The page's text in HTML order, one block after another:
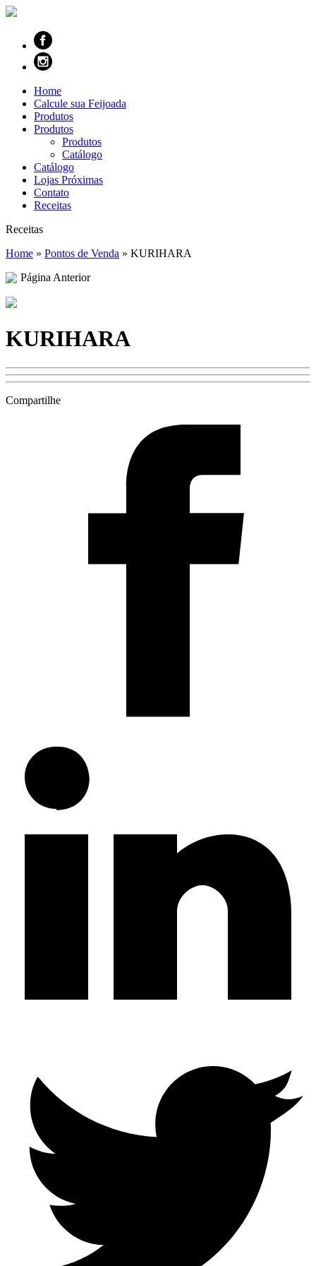
Home
Calcule sua Feijoada
Produtos
Produtos
Produtos
Catálogo
Catálogo
Lojas Próximas
Contato
Receitas
Receitas
Home » Pontos de Venda » KURIHARA
Página Anterior
KURIHARA
Compartilhe